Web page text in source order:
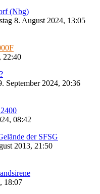
(Nbg)
8. August 2024, 13:05
22:40
September 2024, 20:36
08:42
der SFSG
2013, 21:50
18:07